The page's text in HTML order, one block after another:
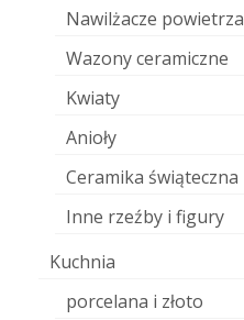
Nawilżacze powietrza
Wazony ceramiczne
Kwiaty
Anioły
Ceramika świąteczna
Inne rzeźby i figury
Kuchnia
porcelana i złoto